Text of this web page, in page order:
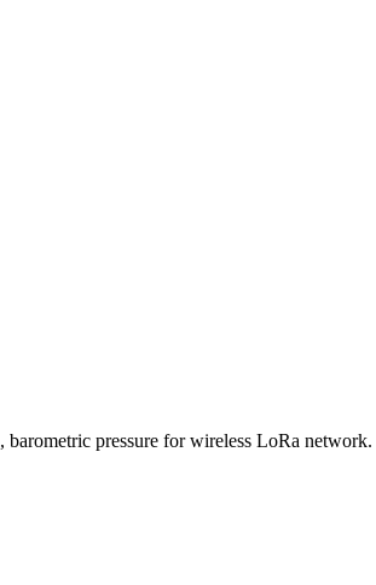
pressure for wireless LoRa network.